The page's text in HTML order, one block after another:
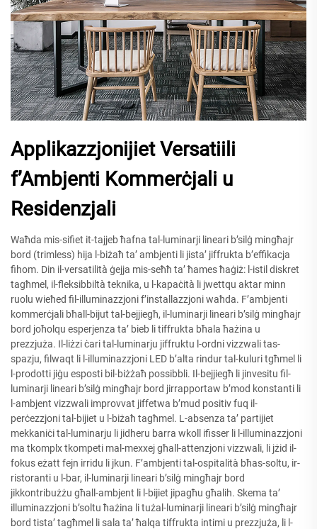
Applikazzjonijiet Versatiili
f’Ambjenti Kommerċjali u
Residenzjali
Waħda mis-sifiet it-tajjeb ħafna tal-luminarji lineari b’silġ mingħajr
bord (trimless) hija l-biżaħ ta’ ambjenti li jista’ jiffrukta b’effikacja
fihom. Din il-versatilità ġejja mis-seħħ ta’ ħames ħaġiż: l-istil diskret
tagħmel, il-fleksibbiltà teknika, u l-kapaċità li jwettqu aktar minn
ruolu wieħed fil-illuminazzjoni f’installazzjoni waħda. F’ambjenti
kommerċjali bħall-bijut tal-bejjiegħ, il-luminarji lineari b’silġ mingħajr
bord joħolqu esperjenza ta’ bieb li tiffrukta bħala ħażina u
prezzjuża. Il-liżzi ċari tal-luminarju jiffruktu l-ordni vizzwali tas-
spazju, filwaqt li l-illuminazzjoni LED b’alta rindur tal-kuluri tgħmel li
l-prodotti jiġu esposti bil-biżżaħ possibbli. Il-bejjiegħ li jinvesitu fil-
luminarji lineari b’silġ mingħajr bord jirrapportaw b’mod konstanti li
l-ambjent vizzwali improvvat jiffetwa b’mud positiv fuq il-
perċezzjoni tal-bijiet u l-biżaħ tagħmel. L-absenza ta’ partijiet
mekkaniċi tal-luminarju li jidheru barra wkoll ifisser li l-illuminazzjoni
ma tkomplx tkompeti mal-mexxej għall-attenzjoni vizzwali, li jżid il-
fokus eżatt fejn irridu li jkun. F’ambjenti tal-ospitalità bħas-soltu, ir-
ristoranti u l-bar, il-luminarji lineari b’silġ mingħajr bord
jikkontribużżu għall-ambjent li l-bijiet jipagħu għalih. Skema ta’
illuminazzjoni b’soltu ħażina li tużal-luminarji lineari b’silġ mingħajr
bord tista’ tagħmel li sala ta’ ħalqa tiffrukta intimi u prezzjuża, li l-